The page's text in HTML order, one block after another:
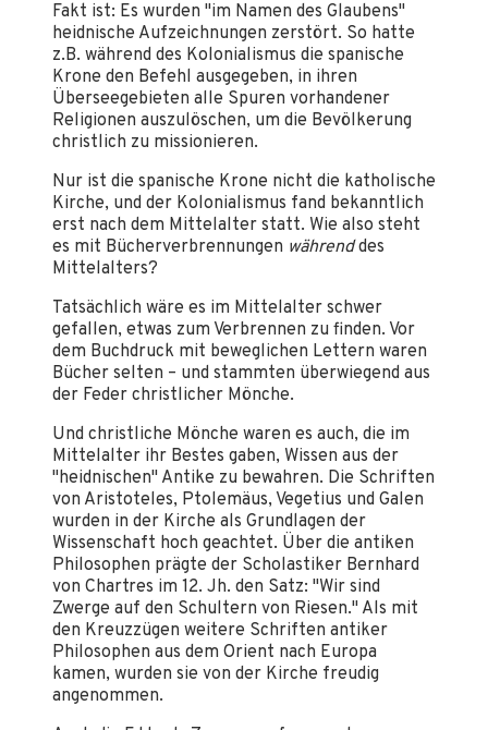
Fakt ist: Es wurden "im Namen des Glaubens"
heidnische Aufzeichnungen zerstört. So hatte
z.B. während des Kolonialismus die spanische
Krone den Befehl ausgegeben, in ihren
Überseegebieten alle Spuren vorhandener
Religionen auszulöschen, um die Bevölkerung
christlich zu missionieren.
Nur ist die spanische Krone nicht die katholische
Kirche, und der Kolonialismus fand bekanntlich
erst nach dem Mittelalter statt. Wie also steht
es mit Bücherverbrennungen währenddes
Mittelalters?
Tatsächlich wäre es im Mittelalter schwer
gefallen, etwas zum Verbrennen zu finden. Vor
dem Buchdruck mit beweglichen Lettern waren
Bücher selten – und stammten überwiegend aus
der Feder christlicher Mönche.
Und christliche Mönche waren es auch, die im
Mittelalter ihr Bestes gaben, Wissen aus der
"heidnischen" Antike zu bewahren. Die Schriften
von Aristoteles, Ptolemäus, Vegetius und Galen
wurden in der Kirche als Grundlagen der
Wissenschaft hoch geachtet. Über die antiken
Philosophen prägte der Scholastiker Bernhard
von Chartres im 12. Jh. den Satz: "Wir sind
Zwerge auf den Schultern von Riesen." Als mit
den Kreuzzügen weitere Schriften antiker
Philosophen aus dem Orient nach Europa
kamen, wurden sie von der Kirche freudig
angenommen.